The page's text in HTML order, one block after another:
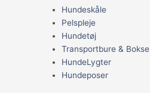
Hundeskåle
Pelspleje
Hundetøj
Transportbure & Bokse
HundeLygter
Hundeposer